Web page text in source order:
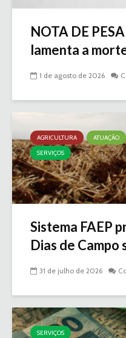
NOTA DE
lamenta a
1 de agosto de 2026
AGRICULTURA ATUAÇÃO
SERVIÇOS
Sistema FAEP
Dias de Campo
31 de julho de 2026
SERVIÇOS